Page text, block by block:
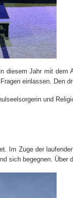
diesem Jahr mit
einlassen. Den
und
Im Zuge der
sich begegnen.